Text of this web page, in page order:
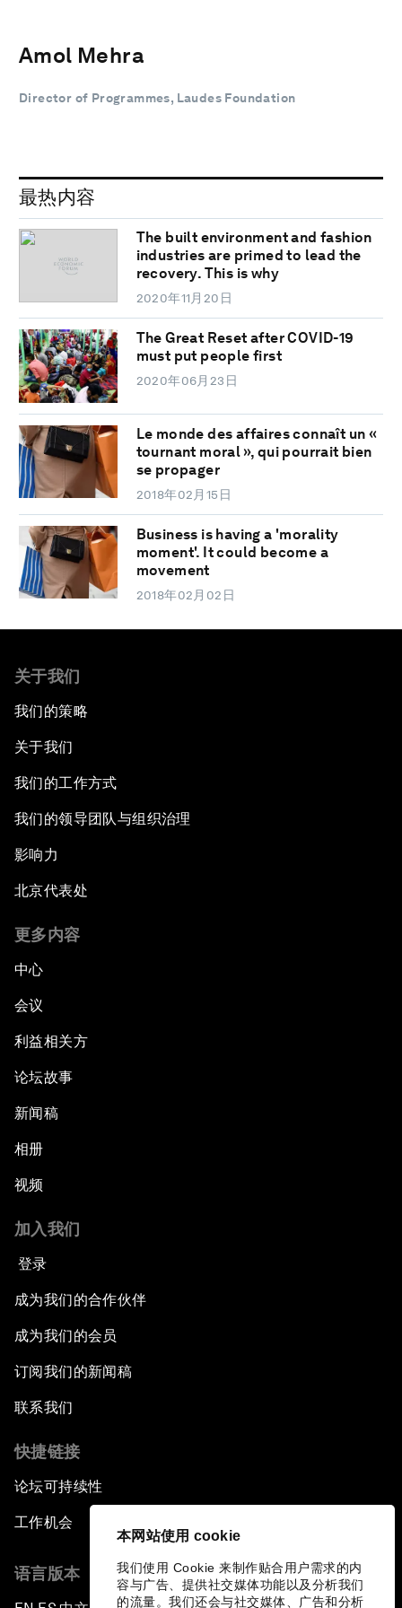
本网站使用 cookie
我们使用 Cookie 来制作贴合用户需求的内
容与广告、提供社交媒体功能以及分析我们
的流量。我们还会与社交媒体、广告和分析
Amol Mehra
Director of Programmes, Laudes Foundation
最热内容
The built environment and fashion
industries are primed to lead the
recovery. This is why
2020年11月20日
The Great Reset after COVID-19
must put people first
2020年06月23日
Le monde des affaires connaît un «
tournant moral », qui pourrait bien
se propager
2018年02月15日
Business is having a 'morality
moment'. It could become a
movement
2018年02月02日
关于我们
我们的策略
关于我们
我们的工作方式
我们的领导团队与组织治理
影响力
北京代表处
更多内容
中心
会议
利益相关方
论坛故事
新闻稿
相册
视频
加入我们
登录
成为我们的合作伙伴
成为我们的会员
订阅我们的新闻稿
联系我们
快捷链接
论坛可持续性
工作机会
语言版本